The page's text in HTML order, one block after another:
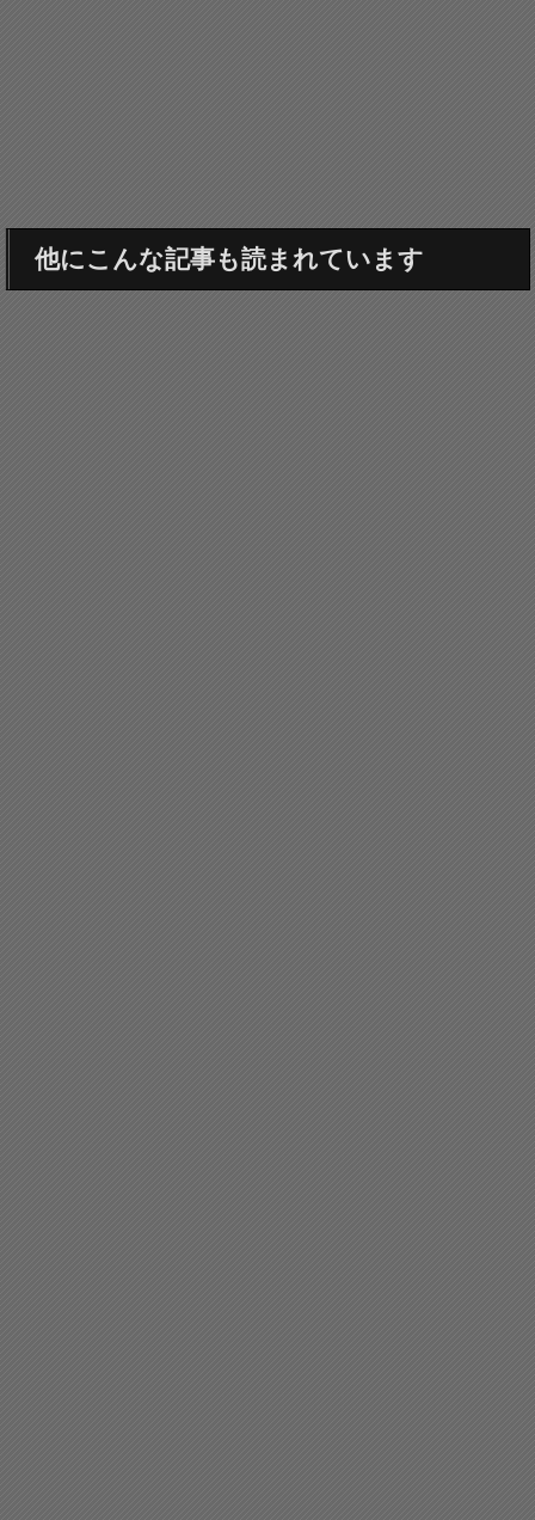
他にこんな記事も読まれています